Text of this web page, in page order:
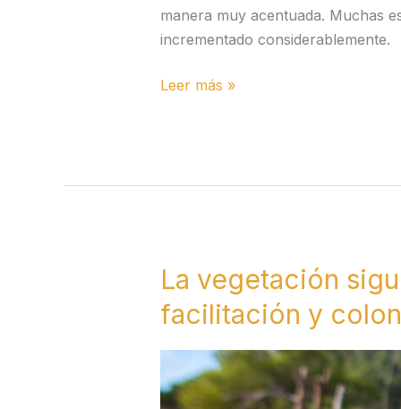
manera muy acentuada. Muchas
incrementado considerablemente.
Leer más »
La vegetación
facilitación y
La
vegetación
sigue
desarrollándose,
observándose
fenómenos